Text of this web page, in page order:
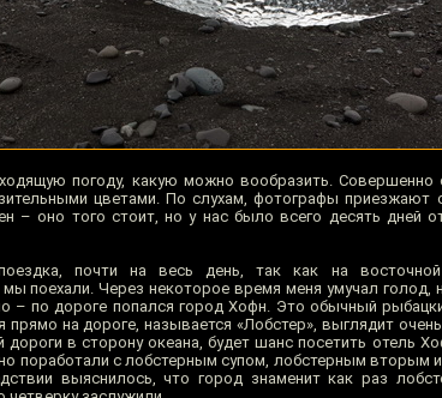
погоду, какую можно вообразить. Совершенно
цветами. По слухам, фотографы приезжают
– оно того стоит, но у нас было всего десять дней
почти на весь день, так как на
поехали. Через некоторое время меня умучал голод,
– по дороге попался город Хофн. Это обычный
прямо на дороге, называется «Лобстер», выглядит
дороги в сторону океана, будет шанс посетить отель
поработали с лобстерным супом, лобстерным вторым
выяснилось, что город знаменит как раз